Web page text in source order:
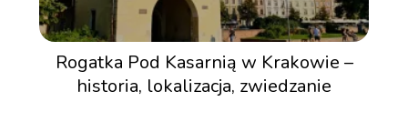
Rogatka Pod Kasarnią w Krakowie –
historia, lokalizacja, zwiedzanie